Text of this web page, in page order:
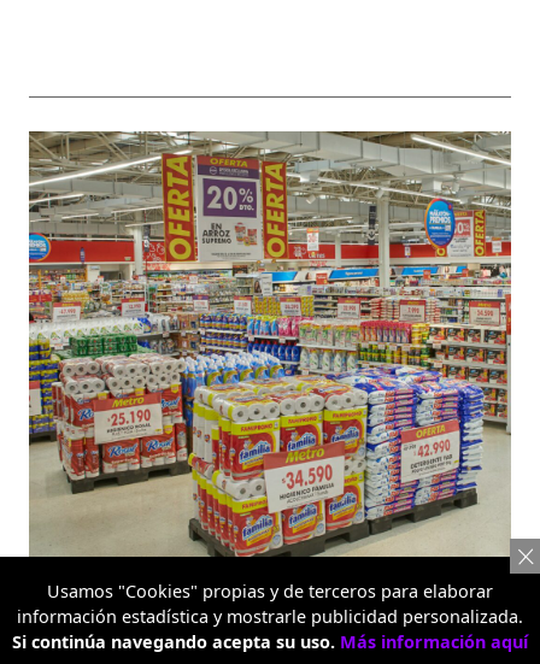
Metro Alquería
Usamos "Cookies" propias y de terceros para elaborar
información estadística y mostrarle publicidad personalizada.
Si continúa navegando acepta su uso. Más información aquí